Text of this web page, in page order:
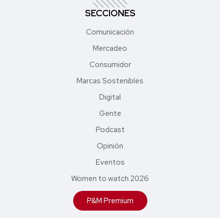
SECCIONES
Comunicación
Mercadeo
Consumidor
Marcas Sostenibles
Digital
Gente
Podcast
Opinión
Eventos
Women to watch 2026
P&M Premium